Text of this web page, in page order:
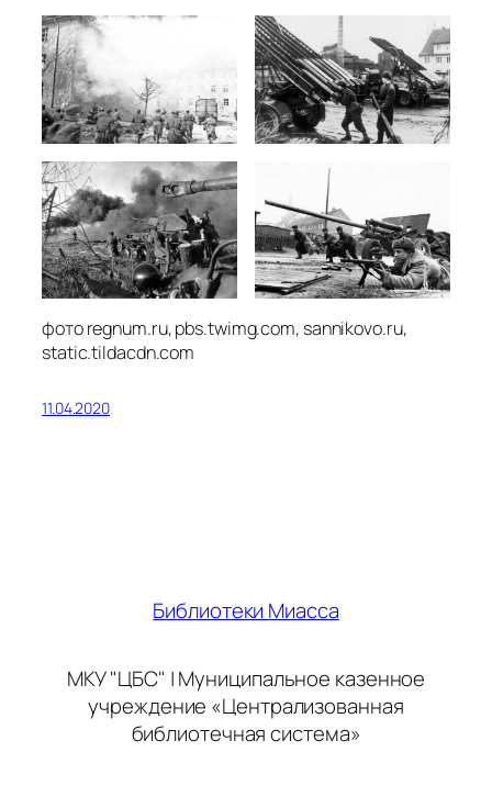
фото regnum.ru, pbs.twimg.com, sannikovo.ru,
static.tildacdn.com
11.04.2020
Библиотеки Миасса
МКУ "ЦБС" | Муниципальное казенное
учреждение «Централизованная
библиотечная система»